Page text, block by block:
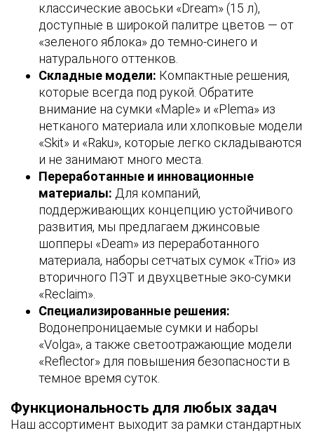
классические авоськи «Dream» (15 л),
доступные в широкой палитре цветов — от
«зеленого яблока» до темно-синего и
натурального оттенков.
Складные модели: Компактные решения,
которые всегда под рукой. Обратите
внимание на сумки «Maple» и «Plema» из
нетканого материала или хлопковые модели
«Skit» и «Raku», которые легко складываются
и не занимают много места.
Переработанные и инновационные
материалы: Для компаний,
поддерживающих концепцию устойчивого
развития, мы предлагаем джинсовые
шопперы «Deam» из переработанного
материала, наборы сетчатых сумок «Trio» из
вторичного ПЭТ и двухцветные эко-сумки
«Reclaim».
Специализированные решения:
Водонепроницаемые сумки и наборы
«Volga», а также светоотражающие модели
«Reflector» для повышения безопасности в
темное время суток.
Функциональность для любых задач
Наш ассортимент выходит за рамки стандартных